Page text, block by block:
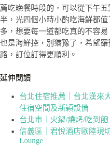
薦吃晚餐時段的，可以從下午
半，光四個小時小酌吃海鮮都
多，想要每一道都吃真的不容
也是海鮮控，別猶豫了，希望
路，訂位訂得更順利。
延伸閱讀
台北住宿推薦｜台北漢來
住宿空間及新穎設備
台北市｜火鍋/燒烤/吃到
信義區｜君悅酒店歐陸現
Lounge